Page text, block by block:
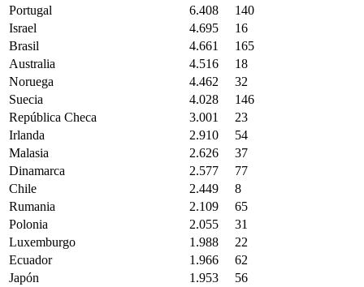
Portugal
6.408
140
Israel
4.695
16
Brasil
4.661
165
Australia
4.516
18
Noruega
4.462
32
Suecia
4.028
146
República Checa
3.001
23
Irlanda
2.910
54
Malasia
2.626
37
Dinamarca
2.577
77
Chile
2.449
8
Rumania
2.109
65
Polonia
2.055
31
Luxemburgo
1.988
22
Ecuador
1.966
62
Japón
1.953
56